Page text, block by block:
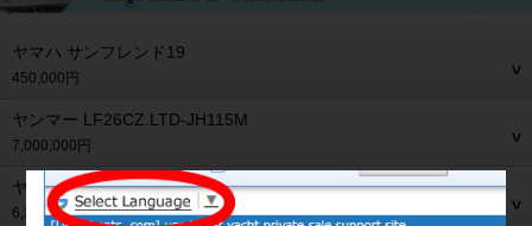
ヤマハ サンフレンド19
450,000円
ヤンマー LF26CZ.LTD-JH115M
7,000,000円
ヤンマー DE36F
6,300,000円